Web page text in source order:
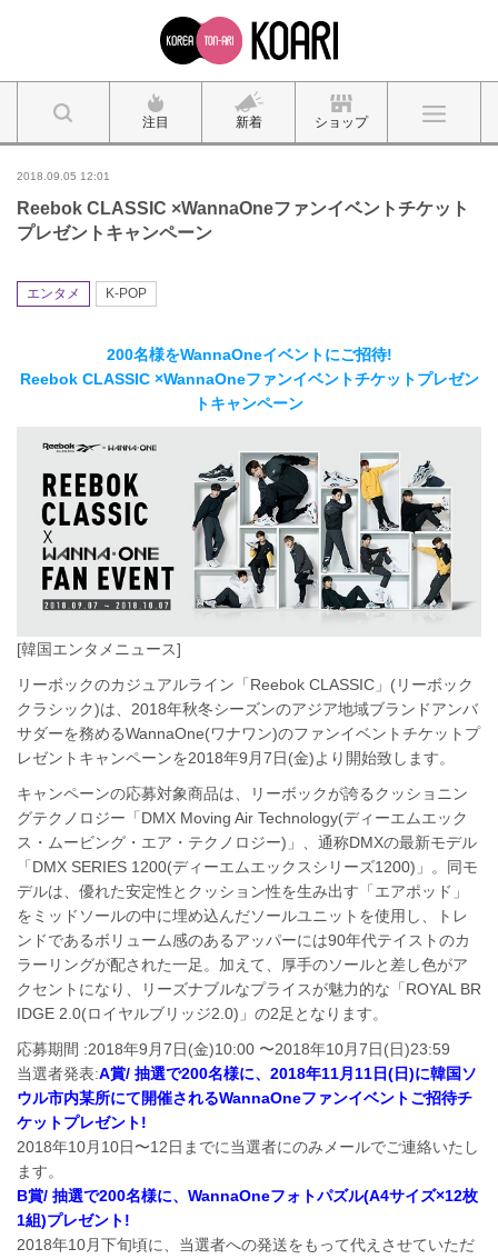
注目 新着 ショップ
2018.09.05 12:01
Reebok CLASSIC ×WannaOneファンイベントチケット
プレゼントキャンペーン
エンタメ K-POP
200名様をWannaOneイベントにご招待!
Reebok CLASSIC ×WannaOneファンイベントチケットプレゼン
トキャンペーン
[韓国エンタメニュース]
リーボックのカジュアルライン「Reebok CLASSIC」(リーボック
クラシック)は、2018年秋冬シーズンのアジア地域ブランドアンバ
サダーを務めるWannaOne(ワナワン)のファンイベントチケットプ
レゼントキャンペーンを2018年9⽉7⽇(⾦)より開始致します。
キャンペーンの応募対象商品は、リーボックが誇るクッショニン
グテクノロジー「DMX Moving Air Technology(ディーエムエック
ス・ムービング・エア・テクノロジー)」、通称DMXの最新モデル
「DMX SERIES 1200(ディーエムエックスシリーズ1200)」。同モ
デルは、優れた安定性とクッション性を⽣み出す「エアポッド」
をミッドソールの中に埋め込んだソールユニットを使⽤し、トレ
ンドであるボリューム感のあるアッパーには90年代テイストのカ
ラーリングが配された⼀⾜。加えて、厚⼿のソールと差し⾊がア
クセントになり、リーズナブルなプライスが魅⼒的な「ROYAL BR
IDGE 2.0(ロイヤルブリッジ2.0)」の2⾜となります。
応募期間 :2018年9⽉7⽇(⾦)10:00 〜2018年10⽉7⽇(⽇)23:59
当選者発表:A賞/ 抽選で200名様に、2018年11⽉11⽇(⽇)に韓国ソ
ウル市内某所にて開催されるWannaOneファンイベントご招待チ
ケットプレゼント!
2018年10⽉10⽇〜12⽇までに当選者にのみメールでご連絡いたし
ます。
B賞/ 抽選で200名様に、WannaOneフォトパズル(A4サイズ×12枚
1組)プレゼント!
2018年10⽉下旬頃に、当選者への発送をもって代えさせていただ